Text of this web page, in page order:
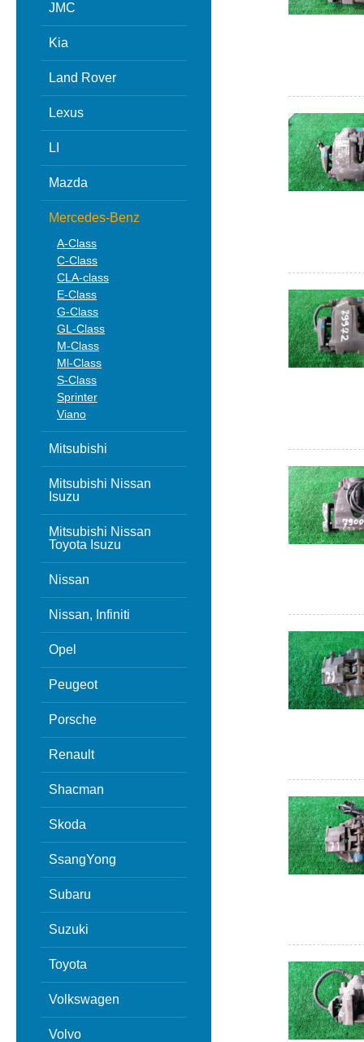
JMC
Kia
Land Rover
Lexus
LI
Mazda
Mercedes-Benz
A-Class
C-Class
CLA-class
E-Class
G-Class
GL-Class
M-Class
Ml-Class
S-Class
Sprinter
Viano
Mitsubishi
Mitsubishi Nissan
Isuzu
Mitsubishi Nissan
Toyota Isuzu
Nissan
Nissan, Infiniti
Opel
Peugeot
Porsche
Renault
Shacman
Skoda
SsangYong
Subaru
Suzuki
Toyota
Volkswagen
Volvo